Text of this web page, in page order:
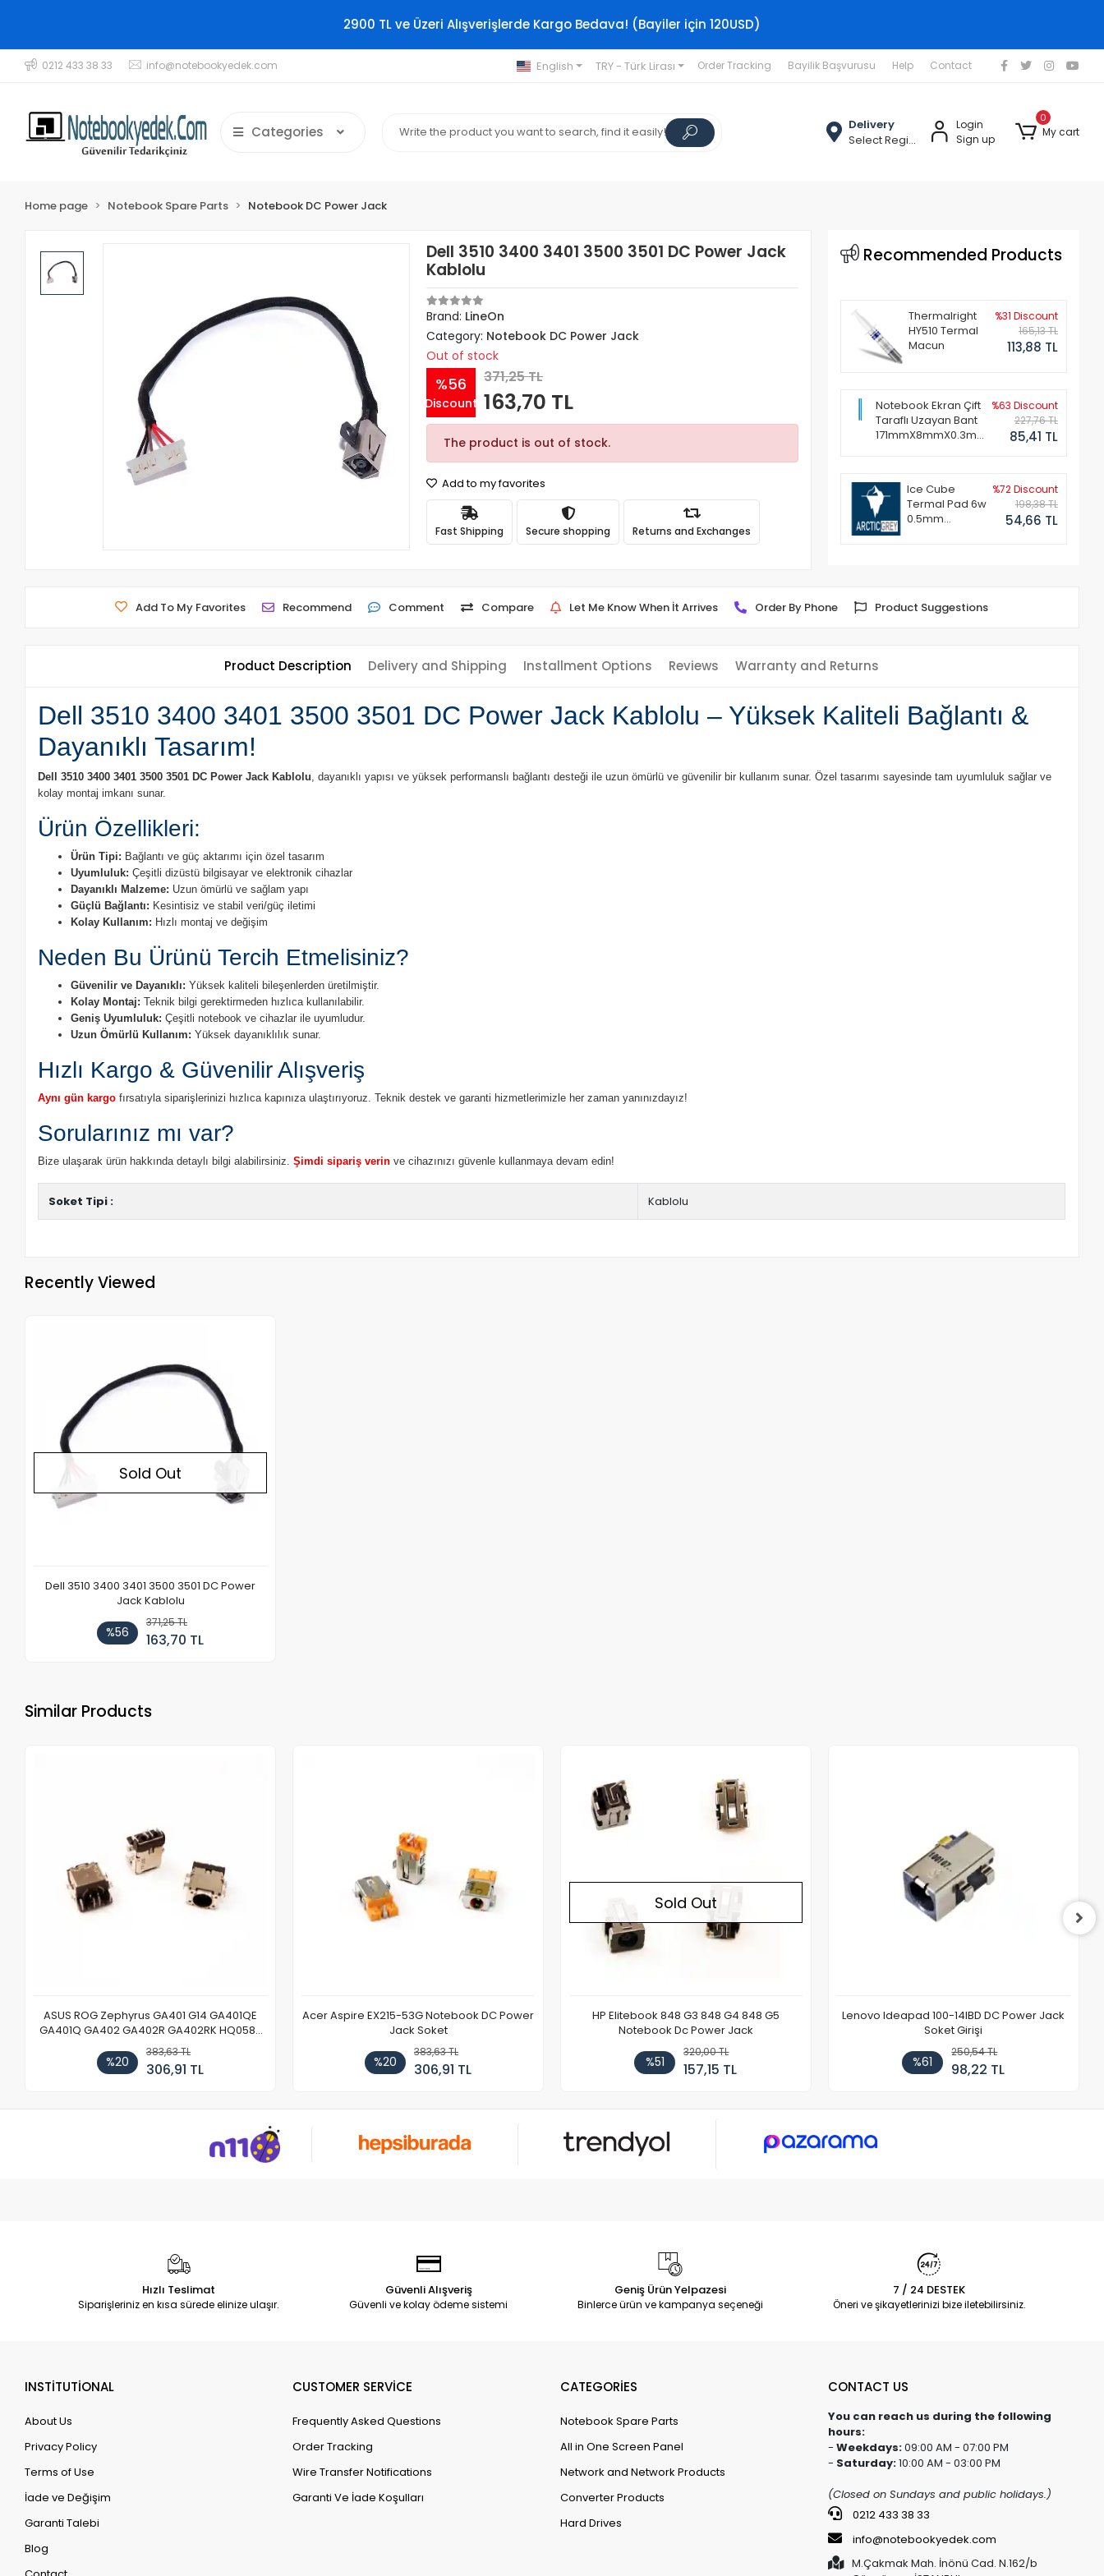
2900 TL ve Üzeri Alışverişlerde Kargo Bedava! (Bayiler için 120USD)
0212 433 38 33 info@notebookyedek.com English TRY - Türk Lirası Order Tracking Bayilik Başvurusu Help Contact
Categories
Delivery
Select Region
Login
Sign up
0
My cart
Home page Notebook Spare Parts Notebook DC Power Jack
Dell 3510 3400 3401 3500 3501 DC Power Jack
Kablolu
Brand: LineOn
Category: Notebook DC Power Jack
Out of stock
%56
Discount
371,25 TL
163,70 TL
The product is out of stock.
Add to my favorites
Fast Shipping Secure shopping Returns and Exchanges
Recommended Products
Thermalright
HY510 Termal
Macun
%31 Discount
165,13 TL
113,88 TL
Notebook Ekran Çift
Taraflı Uzayan Bant
171mmX8mmX0.3mm
%63 Discount
227,76 TL
85,41 TL
Ice Cube
Termal Pad 6w
0.5mm
%72 Discount
198,38 TL
54,66 TL
Add To My Favorites Recommend Comment Compare Let Me Know When İt Arrives Order By Phone Product Suggestions
Product Description Delivery and Shipping Installment Options Reviews Warranty and Returns
Dell 3510 3400 3401 3500 3501 DC Power Jack Kablolu – Yüksek Kaliteli Bağlantı &
Dayanıklı Tasarım!
Dell 3510 3400 3401 3500 3501 DC Power Jack Kablolu, dayanıklı yapısı ve yüksek performanslı bağlantı desteği ile uzun ömürlü ve güvenilir bir kullanım sunar. Özel tasarımı sayesinde tam uyumluluk sağlar ve
kolay montaj imkanı sunar.
Ürün Özellikleri:
Ürün Tipi: Bağlantı ve güç aktarımı için özel tasarım
Uyumluluk: Çeşitli dizüstü bilgisayar ve elektronik cihazlar
Dayanıklı Malzeme: Uzun ömürlü ve sağlam yapı
Güçlü Bağlantı: Kesintisiz ve stabil veri/güç iletimi
Kolay Kullanım: Hızlı montaj ve değişim
Neden Bu Ürünü Tercih Etmelisiniz?
Güvenilir ve Dayanıklı: Yüksek kaliteli bileşenlerden üretilmiştir.
Kolay Montaj: Teknik bilgi gerektirmeden hızlıca kullanılabilir.
Geniş Uyumluluk: Çeşitli notebook ve cihazlar ile uyumludur.
Uzun Ömürlü Kullanım: Yüksek dayanıklılık sunar.
Hızlı Kargo & Güvenilir Alışveriş
Aynı gün kargo fırsatıyla siparişlerinizi hızlıca kapınıza ulaştırıyoruz. Teknik destek ve garanti hizmetlerimizle her zaman yanınızdayız!
Sorularınız mı var?
Bize ulaşarak ürün hakkında detaylı bilgi alabilirsiniz.Şimdi sipariş verin ve cihazınızı güvenle kullanmaya devam edin!
Soket Tipi : Kablolu
Recently Viewed
Sold Out
Dell 3510 3400 3401 3500 3501 DC Power
Jack Kablolu
%56
371,25 TL
163,70 TL
Similar Products
ASUS ROG Zephyrus GA401 G14 GA401QE
GA401Q GA402 GA402R GA402RK HQ058T
GA503QR GA503QS GA503QM GA503QE
GX650 Notebook DC Power Jack Soketi
%20
383,63 TL
306,91 TL
Acer Aspire EX215-53G Notebook DC Power
Jack Soket
%20
383,63 TL
306,91 TL
Sold Out
HP Elitebook 848 G3 848 G4 848 G5
Notebook Dc Power Jack
%51
320,00 TL
157,15 TL
Lenovo Ideapad 100-14IBD DC Power Jack
Soket Girişi
%61
250,54 TL
98,22 TL
Hızlı Teslimat
Siparişleriniz en kısa sürede elinize ulaşır.
Güvenli Alışveriş
Güvenli ve kolay ödeme sistemi
Geniş Ürün Yelpazesi
Binlerce ürün ve kampanya seçeneği
7 / 24 DESTEK
Öneri ve şikayetlerinizi bize iletebilirsiniz.
INSTİTUTİONAL
About Us
Privacy Policy
Terms of Use
İade ve Değişim
Garanti Talebi
Blog
CUSTOMER SERVİCE
Frequently Asked Questions
Order Tracking
Wire Transfer Notifications
Garanti Ve İade Koşulları
CATEGORİES
Notebook Spare Parts
All in One Screen Panel
Network and Network Products
Converter Products
Hard Drives
CONTACT US
You can reach us during the following
hours:
- Weekdays:09:00 AM - 07:00 PM
- Saturday:10:00 AM - 03:00 PM
(Closed on Sundays and public holidays.)
0212 433 38 33
info@notebookyedek.com
M.Çakmak Mah. İnönü Cad. N.162/b